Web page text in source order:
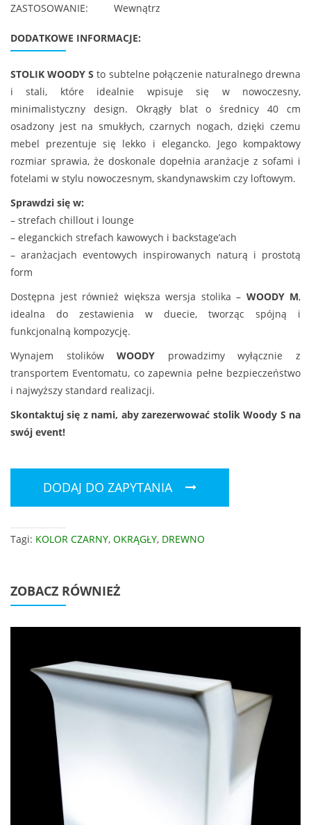
ZASTOSOWANIE: Wewnątrz
DODATKOWE INFORMACJE:
STOLIK WOODY S to subtelne połączenie naturalnego drewna
i stali, które idealnie wpisuje się w nowoczesny,
minimalistyczny design. Okrągły blat o średnicy 40 cm
osadzony jest na smukłych, czarnych nogach, dzięki czemu
mebel prezentuje się lekko i elegancko. Jego kompaktowy
rozmiar sprawia, że doskonale dopełnia aranżacje z sofami i
fotelami w stylu nowoczesnym, skandynawskim czy loftowym.
Sprawdzi się w:
– strefach chillout i lounge
– eleganckich strefach kawowych i backstage’ach
– aranżacjach eventowych inspirowanych naturą i prostotą
form
Dostępna jest również większa wersja stolika – WOODY M,
idealna do zestawienia w duecie, tworząc spójną i
funkcjonalną kompozycję.
Wynajem stolikówWOODY prowadzimy wyłącznie z
transportem Eventomatu, co zapewnia pełne bezpieczeństwo
i najwyższy standard realizacji.
Skontaktuj się z nami, aby zarezerwować stolik Woody S na
swój event!
DODAJ DO ZAPYTANIA
Tagi: KOLOR CZARNY, OKRĄGŁY, DREWNO
ZOBACZ RÓWNIEŻ